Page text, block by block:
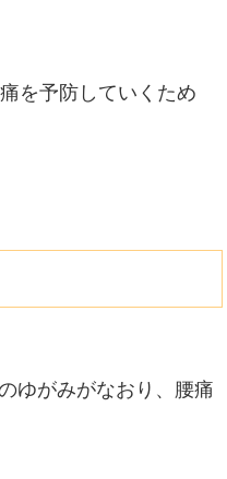
を予防していくため
ゆがみがなおり、腰痛